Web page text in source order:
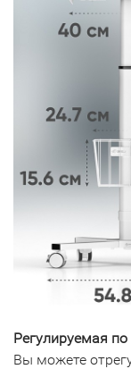
Регулируемая
Вы можете